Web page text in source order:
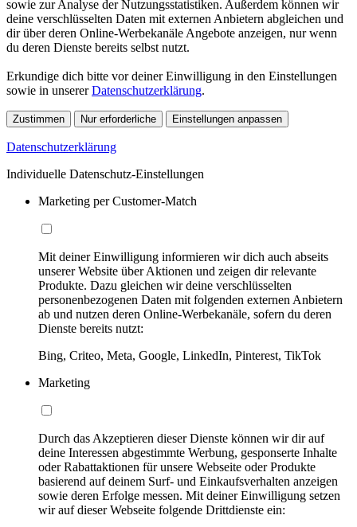
sowie zur Analyse der Nutzungsstatistiken. Außerdem können wir
deine verschlüsselten Daten mit externen Anbietern abgleichen und
dir über deren Online-Werbekanäle Angebote anzeigen, nur wenn
du deren Dienste bereits selbst nutzt.
Erkundige dich bitte vor deiner Einwilligung in den Einstellungen
sowie in unsererDatenschutzerklärung.
Zustimmen Nur erforderliche Einstellungen anpassen
Datenschutzerklärung
Individuelle Datenschutz-Einstellungen
Marketing per Customer-Match
Mit deiner Einwilligung informieren wir dich auch abseits
unserer Website über Aktionen und zeigen dir relevante
Produkte. Dazu gleichen wir deine verschlüsselten
personenbezogenen Daten mit folgenden externen Anbietern
ab und nutzen deren Online-Werbekanäle, sofern du deren
Dienste bereits nutzt:
Bing, Criteo, Meta, Google, LinkedIn, Pinterest, TikTok
Marketing
Durch das Akzeptieren dieser Dienste können wir dir auf
deine Interessen abgestimmte Werbung, gesponserte Inhalte
oder Rabattaktionen für unsere Webseite oder Produkte
basierend auf deinem Surf- und Einkaufsverhalten anzeigen
sowie deren Erfolge messen. Mit deiner Einwilligung setzen
wir auf dieser Webseite folgende Drittdienste ein: